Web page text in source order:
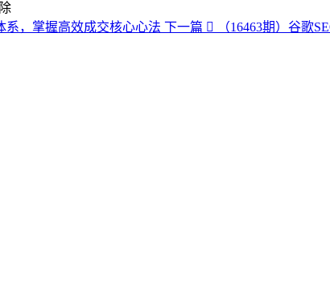
系，掌握高效成交核心心法 下一篇
（16463期）谷歌